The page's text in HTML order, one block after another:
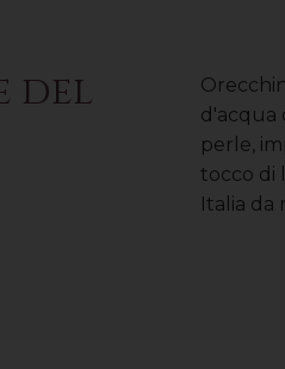
del
d'acqua
perle,
tocco di
Italia da